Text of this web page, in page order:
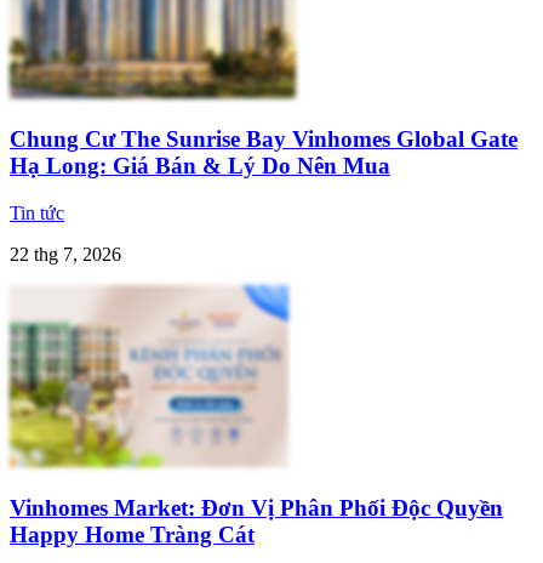
Chung Cư The Sunrise Bay Vinhomes Global Gate
Hạ Long: Giá Bán & Lý Do Nên Mua
Tin tức
22 thg 7, 2026
Vinhomes Market: Đơn Vị Phân Phối Độc Quyền
Happy Home Tràng Cát